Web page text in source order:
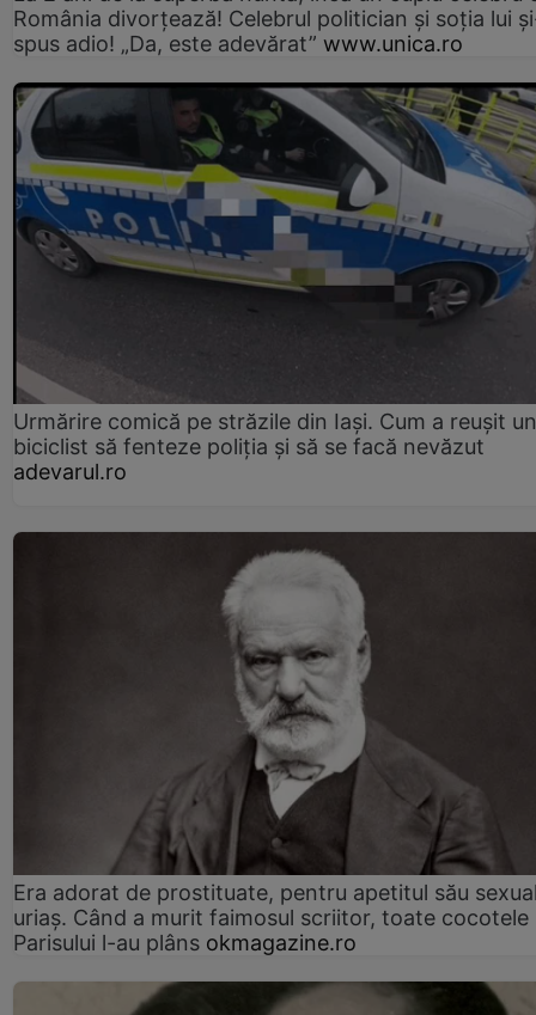
România divorțează! Celebrul politician și soția lui
spus adio! „Da, este adevărat” www.unica.ro
Urmărire comică pe străzile din Iași. Cum a reușit un
biciclist să fenteze poliția și să se facă nevăzut
adevarul.ro
Era adorat de prostituate, pentru apetitul său
uriaș. Când a murit faimosul scriitor, toate cocotele
Parisului l-au plâns okmagazine.ro